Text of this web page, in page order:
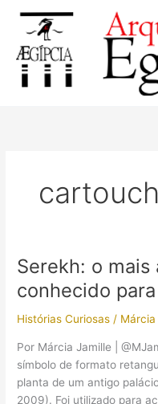
conteúdo
Serekh: o
conhecido
Histórias Curiosas / Márcia
Por Márcia Jamille |
símbolo de formato
planta de um antigo
2009). Foi utilizado para